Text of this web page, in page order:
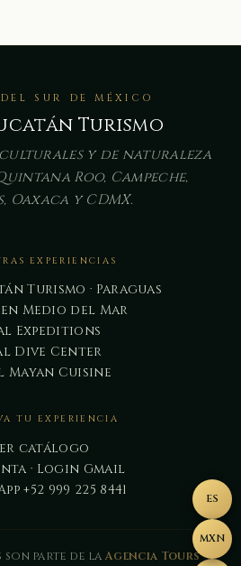
SUR DE MÉXICO
Turismo
culturales y de naturaleza
Roo, Campeche,
Oaxaca y CDMX.
EXPERIENCIAS
Turismo · Paraguas
Medio del Mar
Expeditions
Dive Center
Mayan Cuisine
TU EXPERIENCIA
catálogo
· Login Gmail
+52 999 225 8441
son parte de laAgencia Tours
ES
MXN